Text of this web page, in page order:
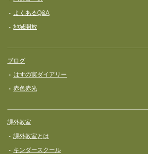
よくあるQ&A
地域開放
ブログ
はすの実ダイアリー
赤色赤光
課外教室
課外教室とは
キンダースクール